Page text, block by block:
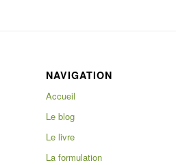
NAVIGATION
Accueil
Le blog
Le livre
La formulation